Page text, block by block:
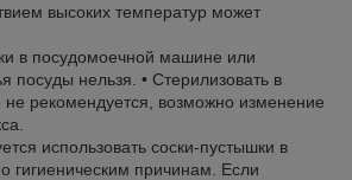
высоких температур может
в посудомоечной машине или
посуды нельзя. • Стерилизовать в
не рекомендуется, возможно изменение
использовать соски-пустышки в
гигиеническим причинам. Если